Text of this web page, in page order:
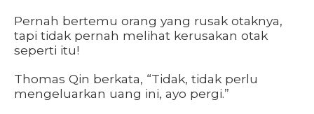
Pernah bertemu orang yang rusak otaknya,
tapi tidak pernah melihat kerusakan otak
seperti itu!
Thomas Qin berkata, “Tidak, tidak perlu
mengeluarkan uang ini, ayo pergi.”